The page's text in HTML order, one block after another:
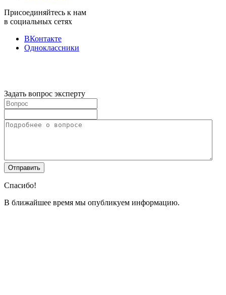
Присоединяйтесь к нам
в социальных сетях
ВКонтакте
Одноклассники
Задать вопрос эксперту
Спасибо!
В ближайшее время мы опубликуем информацию.